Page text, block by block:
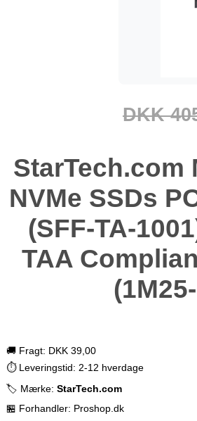
DKK
StarTech.com
NVMe SSDs
(SFF-TA-
TAA
🚚 Fragt: DKK 39,00
⏱️ Leveringstid: 2-12 hverdage
🏷️ Mærke: StarTech.com
🏪 Forhandler: Proshop.dk